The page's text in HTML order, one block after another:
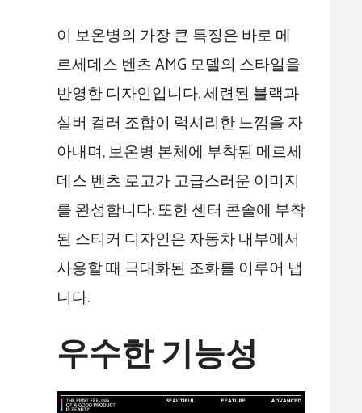
이 보온병의 가장 큰 특징은 바로 메
르세데스 벤츠 AMG 모델의 스타일을
반영한 디자인입니다. 세련된 블랙과
실버 컬러 조합이 럭셔리한 느낌을 자
아내며, 보온병 본체에 부착된 메르세
데스 벤츠 로고가 고급스러운 이미지
를 완성합니다. 또한 센터 콘솔에 부착
된 스티커 디자인은 자동차 내부에서
사용할 때 극대화된 조화를 이루어 냅
니다.
우수한 기능성